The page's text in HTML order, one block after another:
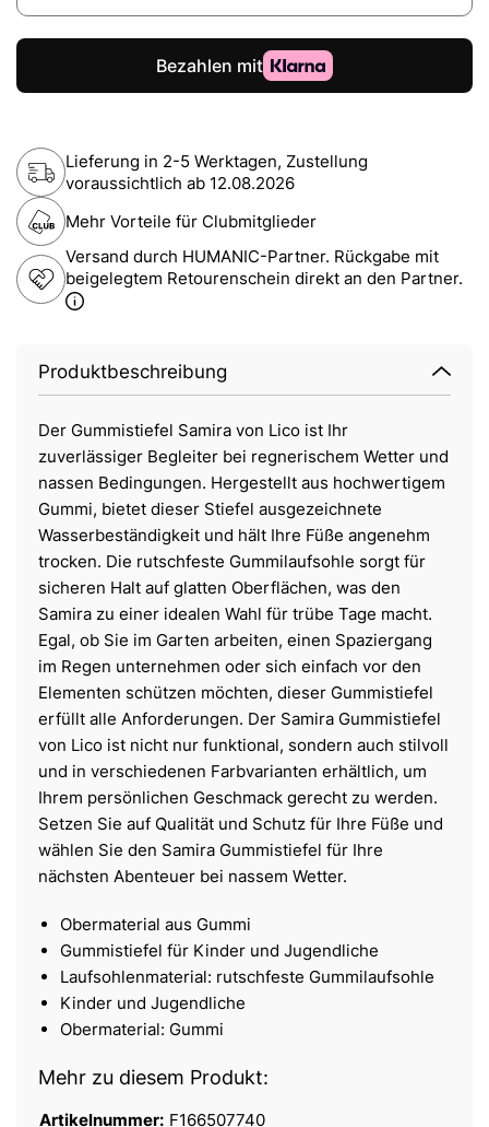
Lieferung in 2-5 Werktagen, Zustellung
voraussichtlich ab 12.08.2026
Mehr Vorteile für Clubmitglieder
Versand durch HUMANIC-Partner. Rückgabe mit
beigelegtem Retourenschein direkt an den Partner.
Produktbeschreibung
Der Gummistiefel Samira von Lico ist Ihr
zuverlässiger Begleiter bei regnerischem Wetter und
nassen Bedingungen. Hergestellt aus hochwertigem
Gummi, bietet dieser Stiefel ausgezeichnete
Wasserbeständigkeit und hält Ihre Füße angenehm
trocken. Die rutschfeste Gummilaufsohle sorgt für
sicheren Halt auf glatten Oberflächen, was den
Samira zu einer idealen Wahl für trübe Tage macht.
Egal, ob Sie im Garten arbeiten, einen Spaziergang
im Regen unternehmen oder sich einfach vor den
Elementen schützen möchten, dieser Gummistiefel
erfüllt alle Anforderungen. Der Samira Gummistiefel
von Lico ist nicht nur funktional, sondern auch stilvoll
und in verschiedenen Farbvarianten erhältlich, um
Ihrem persönlichen Geschmack gerecht zu werden.
Setzen Sie auf Qualität und Schutz für Ihre Füße und
wählen Sie den Samira Gummistiefel für Ihre
nächsten Abenteuer bei nassem Wetter.
Obermaterial aus Gummi
Gummistiefel für Kinder und Jugendliche
Laufsohlenmaterial: rutschfeste Gummilaufsohle
Kinder und Jugendliche
Obermaterial: Gummi
Mehr zu diesem Produkt:
Artikelnummer: F166507740